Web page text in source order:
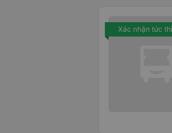
Xác nhận tức thì